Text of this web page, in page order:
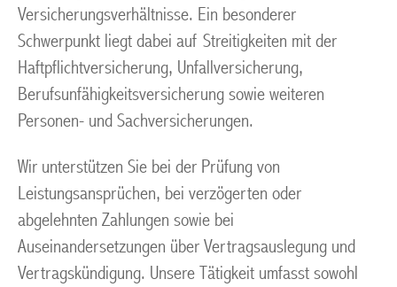
Versicherungsverhältnisse. Ein besonderer
Schwerpunkt liegt dabei auf Streitigkeiten mit der
Haftpflichtversicherung, Unfallversicherung,
Berufsunfähigkeitsversicherung sowie weiteren
Personen- und Sachversicherungen.
Wir unterstützen Sie bei der Prüfung von
Leistungsansprüchen, bei verzögerten oder
abgelehnten Zahlungen sowie bei
Auseinandersetzungen über Vertragsauslegung und
Vertragskündigung. Unsere Tätigkeit umfasst sowohl